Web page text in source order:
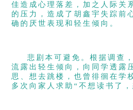
佳造成心理落差，加之人际关
的压力，造成了胡鑫宇失踪前
确的厌世表现和轻生倾向。
悲剧本可避免。根据调查
流露出轻生倾向，向同学透露
思、想去跳楼，也曾徘徊在学
多次向家人求助“不想读书了，